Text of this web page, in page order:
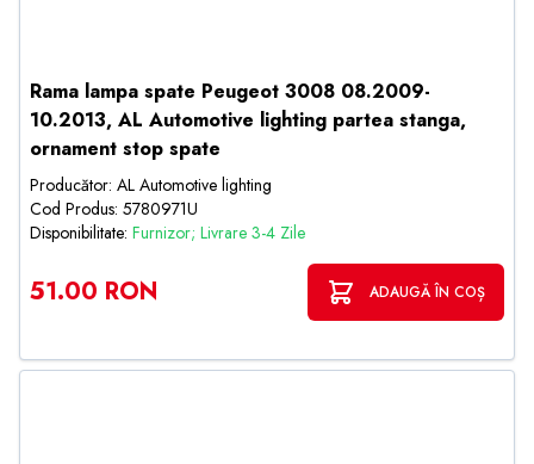
Rama lampa spate Peugeot 3008 08.2009-
10.2013, AL Automotive lighting partea stanga,
ornament stop spate
Producător: AL Automotive lighting
Cod Produs: 5780971U
Disponibilitate: Furnizor; Livrare 3-4 Zile
51.00 RON ADAUGĂ ÎN COȘ